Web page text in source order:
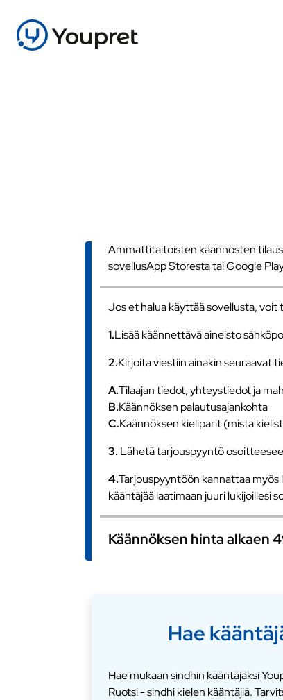
Ammattitaitoisten käännösten
sovellusApp StorestataiGoogle
Jos et halua käyttää sovellusta,
1.Lisää käännettävä aineisto
2.Kirjoita viestiin ainakin seuraavat
A.Tilaajan tiedot, yhteystiedot ja
B.Käännöksen palautusajankohta
C.Käännöksen kieliparit (mistä
3. Lähetä tarjouspyyntö
4.Tarjouspyyntöön kannattaa
kääntäjää laatimaan juuri lukijoillesi
Käännöksen hinta alkaen
Hae
Hae mukaan sindhin kääntäjäksi
Ruotsi - sindhi kielen kääntäjiä.